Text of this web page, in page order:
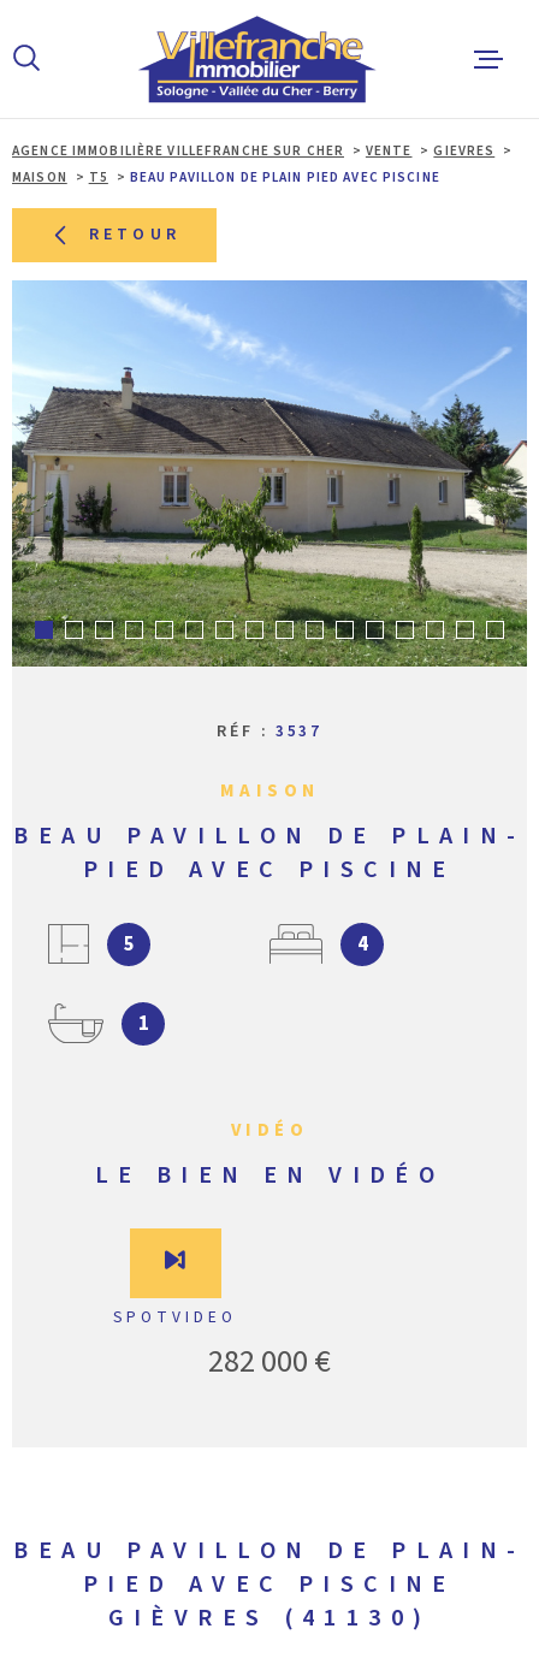
menu
contenu
ACCUEIL
ALERTE
L'AGENCE
CONTACT
AGENCE IMMOBILIÈRE VILLEFRANCHE SUR CHER VENTE
GIEVRES
MAISON
T5 BEAU PAVILLON DE PLAIN PIED AVEC PISCINE
RETOUR
RÉF :3537
MAISON
BEAU PAVILLON DE PLAIN-
PIED AVEC PISCINE
5 4
1
VIDÉO
LE BIEN EN VIDÉO
SPOTVIDEO
282 000 €
BEAU PAVILLON DE PLAIN-
PIED AVEC PISCINE
GIÈVRES (41130)